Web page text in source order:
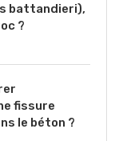
battandieri),
?
fissure
le béton ?